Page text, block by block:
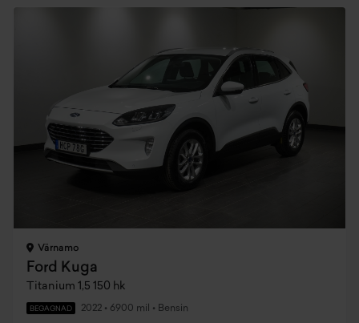
Värnamo
Ford Kuga
Titanium 1,5 150 hk
BEGAGNAD 2022 • 6900 mil • Bensin